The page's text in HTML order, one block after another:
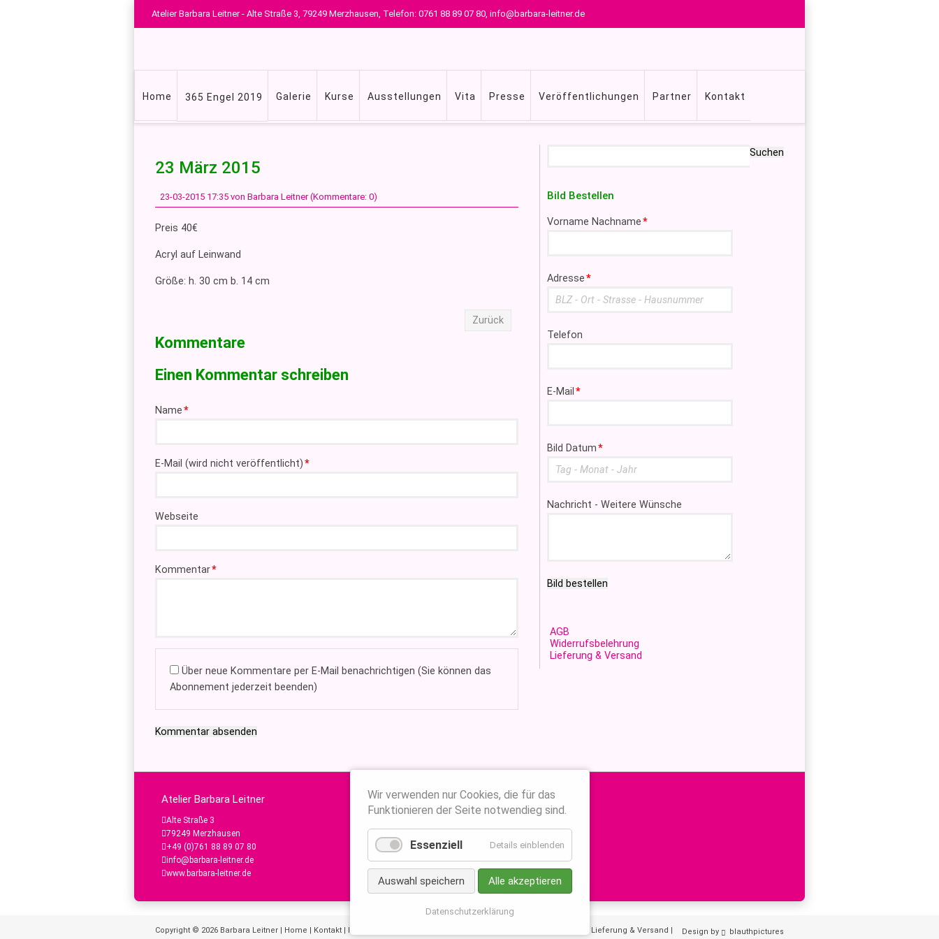
Atelier Barbara Leitner - Alte Straße 3, 79249 Merzhausen, Telefon: 0761 88 89 07 80, info@barbara-leitner.de
Navigation
Home 365 Engel 2019 Galerie Kurse Ausstellungen Vita Presse Veröffentlichungen Partner Kontakt
23 März 2015
23-03-2015 17:35 von Barbara Leitner (Kommentare: 0)
Preis 40€
Acryl auf Leinwand
Größe: h. 30 cm b. 14 cm
Zurück
Kommentare
Einen Kommentar schreiben
Pflichtfeld
Name*
Pflichtfeld
E-Mail (wird nicht veröffentlicht)*
Webseite
Pflichtfeld
Kommentar*
Über neue Kommentare per E-Mail benachrichtigen (Sie können das
Abonnement jederzeit beenden)
Kommentar absenden
Suchen
Bild Bestellen
Pflichtfeld
Vorname Nachname*
Pflichtfeld
Adresse*
Telefon
Pflichtfeld
E-Mail *
Pflichtfeld
Bild Datum*
Nachricht - Weitere Wünsche
Bild bestellen
AGB
Widerrufsbelehrung
Lieferung & Versand
Atelier Barbara Leitner
Alte Straße 3
79249 Merzhausen
+49 (0)761 88 89 07 80
info@barbara-leitner.de
www.barbara-leitner.de
Copyright © 2026 Barbara Leitner Home Kontakt Lieferung & Versand Design by blauthpictures
Wir verwenden nur Cookies, die für das
Funktionieren der Seite notwendieg sind.
Essenziell Details einblenden
Auswahl speichern Alle akzeptieren
Datenschutzerklärung